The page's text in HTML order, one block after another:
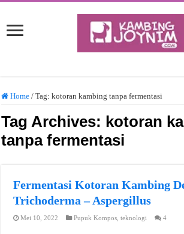
Home / Tag:kotoran kambing tanpa fermentasi
Tag Archives: kotoran
tanpa fermentasi
Fermentasi Kotoran Kambing
Trichoderma – Aspergillus
Mei 10, 2022 Pupuk Kompos ,teknologi 4